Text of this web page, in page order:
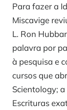
Para fazer a
Miscavige
L. Ron
palavra por
à pesquisa e
cursos que
Scientology;
Escrituras